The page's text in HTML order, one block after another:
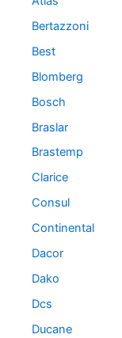
Bertazzoni
Best
Blomberg
Bosch
Braslar
Brastemp
Clarice
Consul
Continental
Dacor
Dako
Dcs
Ducane